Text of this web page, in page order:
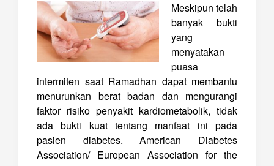
Meskipun telah
banyak bukti
yang
menyatakan
puasa
intermiten saat Ramadhan dapat membantu
menurunkan berat badan dan mengurangi
faktor risiko penyakit kardiometabolik, tidak
ada bukti kuat tentang manfaat ini pada
pasien diabetes. American Diabetes
Association/ European Association for the